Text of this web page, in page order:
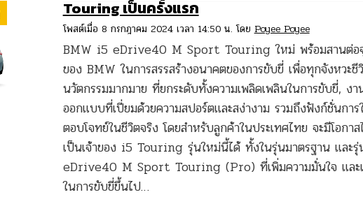
Touring เป็นครั้งแรก
โพสต์เมื่อ 8 กรกฎาคม 2024 เวลา 14:50 น. โดย Poyee Poyee
BMW i5 eDrive40 M Sport Touring ใหม่ พร้อมสานต่อ
ของ BMW ในการสรรสร้างอนาคตของการขับขี่ เพื่อทุกจังหวะชี
นวัตกรรมมากมาย ที่ยกระดับทั้งความเพลิดเพลินในการขับขี่, งา
ออกแบบที่เปี่ยมด้วยความสปอร์ตและสง่างาม รวมถึงฟังก์ชั่นการ
ตอบโจทย์ในชีวิตจริง โดยสำหรับลูกค้าในประเทศไทย จะมีโอกาส
เป็นเจ้าของ i5 Touring รุ่นใหม่นี้ได้ ทั้งในรุ่นมาตรฐาน และ
eDrive40 M Sport Touring (Pro) ที่เพิ่มความมั่นใจ และ
ในการขับขี่ขึ้นไป…